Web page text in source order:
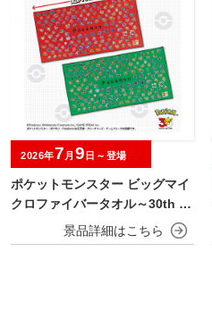
ポケットモンスター ビッグマイ
クロファイバータオル～30th A
nniversary～
2026年7 月 9 日～登場